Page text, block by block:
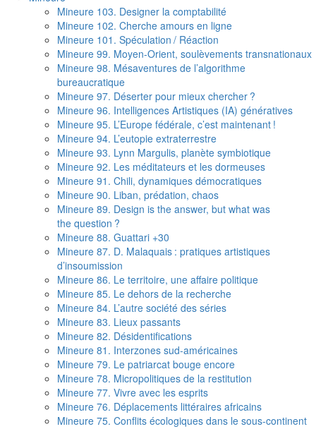
Mineure 103. Designer la comptabilité
Mineure 102. Cherche amours en ligne
Mineure 101. Spéculation / Réaction
Mineure 99. Moyen-Orient, soulèvements transnationaux
Mineure 98. Mésaventures de l’algorithme
bureaucratique
Mineure 97. Déserter pour mieux chercher ?
Mineure 96. Intelligences Artistiques (IA) génératives
Mineure 95. L’Europe fédérale, c’est maintenant !
Mineure 94. L’eutopie extraterrestre
Mineure 93. Lynn Margulis, planète symbiotique
Mineure 92. Les méditateurs et les dormeuses
Mineure 91. Chili, dynamiques démocratiques
Mineure 90. Liban, prédation, chaos
Mineure 89. Design is the answer, but what was
the question ?
Mineure 88. Guattari +30
Mineure 87. D. Malaquais : pratiques artistiques
d’insoumission
Mineure 86. Le territoire, une affaire politique
Mineure 85. Le dehors de la recherche
Mineure 84. L’autre société des séries
Mineure 83. Lieux passants
Mineure 82. Désidentifications
Mineure 81. Interzones sud-américaines
Mineure 79. Le patriarcat bouge encore
Mineure 78. Micropolitiques de la restitution
Mineure 77. Vivre avec les esprits
Mineure 76. Déplacements littéraires africains
Mineure 75. Conflits écologiques dans le sous-continent